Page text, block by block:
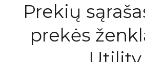
Prekių
prekės